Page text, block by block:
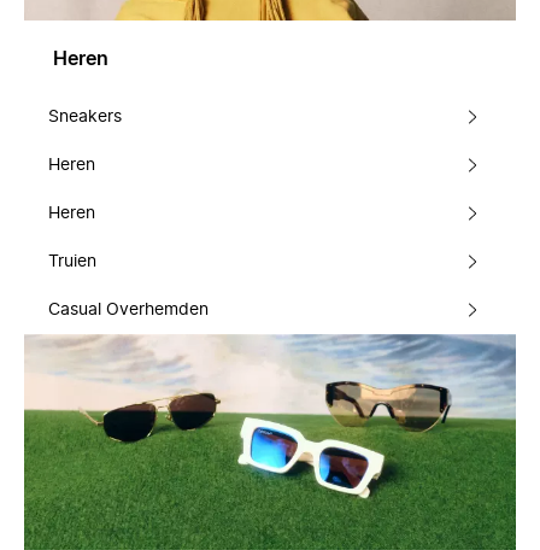
Heren
Sneakers
Heren
Heren
Truien
Casual Overhemden